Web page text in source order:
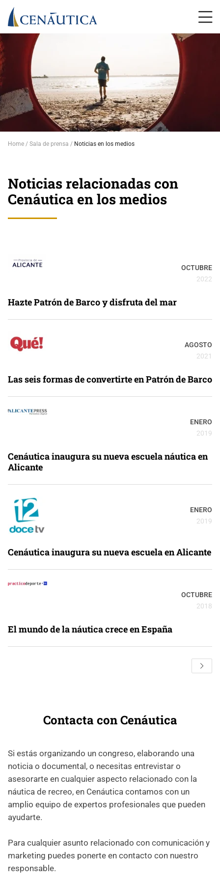
Home Sala de prensa Noticias en los medios
Noticias relacionadas con
Cenáutica en los medios
OCTUBRE
2022
Hazte Patrón de Barco y disfruta del mar
AGOSTO
2021
Las seis formas de convertirte en Patrón de Barco
ENERO
2019
Cenáutica inaugura su nueva escuela náutica en
Alicante
ENERO
2019
Cenáutica inaugura su nueva escuela en Alicante
OCTUBRE
2018
El mundo de la náutica crece en España
Contacta con Cenáutica
Si estás organizando un congreso, elaborando una
noticia o documental, o necesitas entrevistar o
asesorarte en cualquier aspecto relacionado con la
náutica de recreo, en Cenáutica contamos con un
amplio equipo de expertos profesionales que pueden
ayudarte.
Para cualquier asunto relacionado con comunicación y
marketing puedes ponerte en contacto con nuestro
responsable.